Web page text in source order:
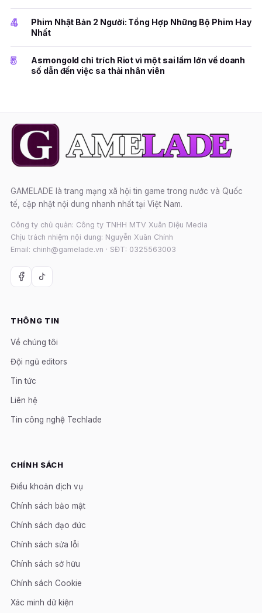
4
Phim Nhật Bản 2 Người: Tổng Hợp Những Bộ Phim Hay
Nhất
5
Asmongold chỉ trích Riot vì một sai lầm lớn về doanh
số dẫn đến việc sa thải nhân viên
GAMELADE là trang mạng xã hội tin game trong nước và Quốc
tế, cập nhật nội dung nhanh nhất tại Việt Nam.
Công ty chủ quản: Công ty TNHH MTV Xuân Diệu Media
Chịu trách nhiệm nội dung: Nguyễn Xuân Chính
Email: chinh@gamelade.vn · SĐT: 0325563003
THÔNG TIN
Về chúng tôi
Đội ngũ editors
Tin tức
Liên hệ
Tin công nghệ Techlade
CHÍNH SÁCH
Điều khoản dịch vụ
Chính sách bảo mật
Chính sách đạo đức
Chính sách sửa lỗi
Chính sách sở hữu
Chính sách Cookie
Xác minh dữ kiện